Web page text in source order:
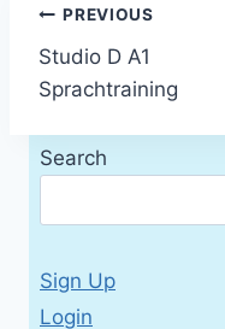
Post
navigation
PREVIOUS
Studio D A1
Sprachtraining
Search
Sign Up
Login